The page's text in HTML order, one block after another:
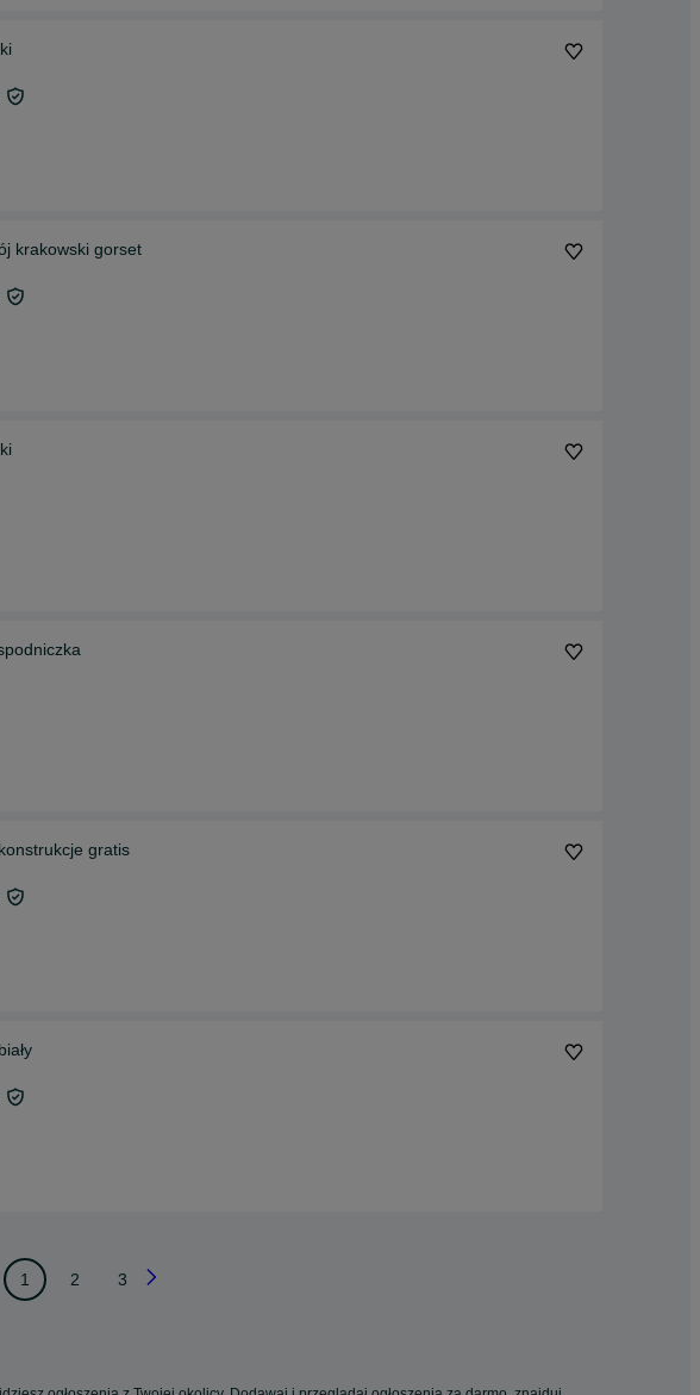
krakowski gorset
gratis
1 2 3